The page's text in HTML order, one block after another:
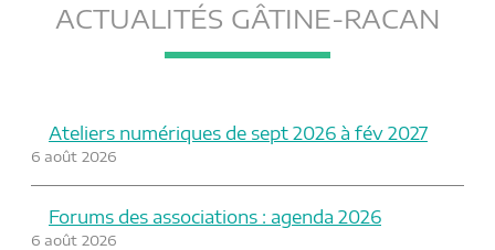
ACTUALITÉS GÂTINE-RACAN
Ateliers numériques de sept 2026 à fév 2027
6 août 2026
Forums des associations : agenda 2026
6 août 2026